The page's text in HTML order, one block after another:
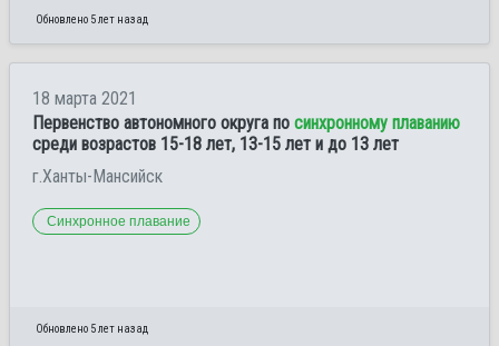
Обновлено 5 лет назад
18 марта 2021
Первенство автономного округа по синхронному плаванию
среди возрастов 15-18 лет, 13-15 лет и до 13 лет
г.Ханты-Мансийск
Синхронное плавание
Обновлено 5 лет назад